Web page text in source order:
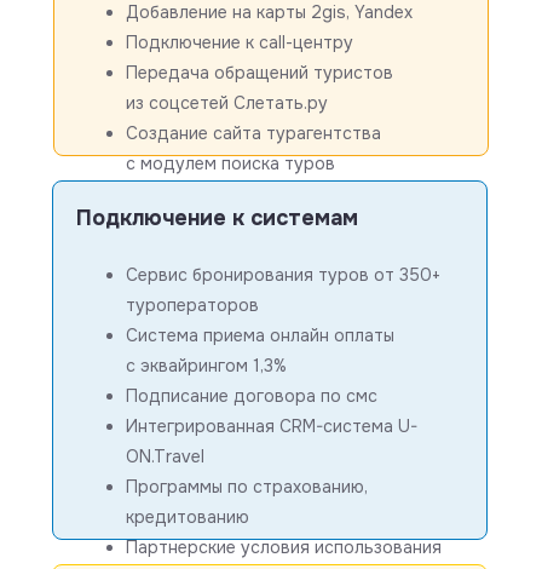
Подключение к системам
Сервис бронирования туров от 350+
туроператоров
Система приема онлайн оплаты
с эквайрингом 1,3%
Подписание договора по смс
Интегрированная CRM-система U-
ON.Travel
Программы по страхованию,
кредитованию
Партнерские условия использования
Добавление на карты 2gis, Yandex
Подключение к call-центру
Передача обращений туристов
из соцсетей Слетать.ру
Создание сайта турагентства
с модулем поиска туров